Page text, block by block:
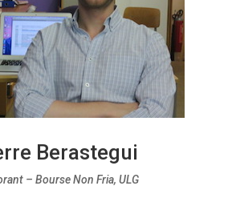
Berastegui
– Bourse Non Fria, ULG